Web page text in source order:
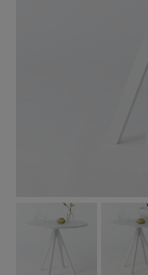
Beirut sängram x
THE FALL EDIT
Sänggavlar